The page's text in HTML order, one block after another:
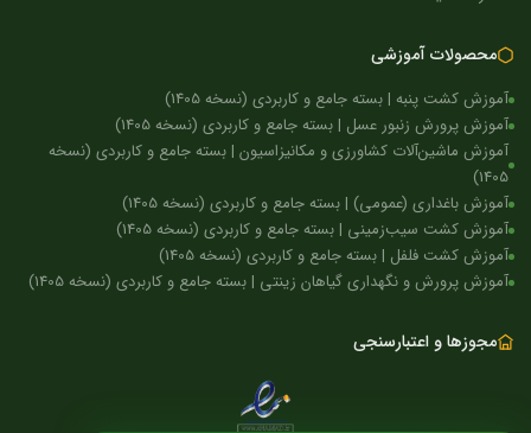
محصولات آموزشی
آموزش کشت پنبه | بسته جامع و کاربردی (نسخه 1405)
آموزش پرورش زنبور عسل | بسته جامع و کاربردی (نسخه 1405)
آموزش ماشین‌آلات کشاورزی و مکانیزاسیون | بسته جامع و کاربردی (نسخه
1405)
آموزش باغداری (عمومی) | بسته جامع و کاربردی (نسخه 1405)
آموزش کشت سیب‌زمینی | بسته جامع و کاربردی (نسخه 1405)
آموزش کشت فلفل | بسته جامع و کاربردی (نسخه 1405)
آموزش پرورش و نگهداری گیاهان زینتی | بسته جامع و کاربردی (نسخه 1405)
مجوزها و اعتبارسنجی